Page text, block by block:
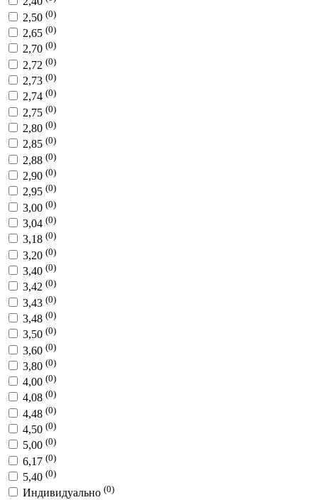
2,50 (0)
2,65 (0)
2,70 (0)
2,72 (0)
2,73 (0)
2,74 (0)
2,75 (0)
2,80 (0)
2,85 (0)
2,88 (0)
2,90 (0)
2,95 (0)
3,00 (0)
3,04 (0)
3,18 (0)
3,20 (0)
3,40 (0)
3,42 (0)
3,43 (0)
3,48 (0)
3,50 (0)
3,60 (0)
3,80 (0)
4,00 (0)
4,08 (0)
4,48 (0)
4,50 (0)
5,00 (0)
6,17 (0)
5,40 (0)
Индивидуально (0)